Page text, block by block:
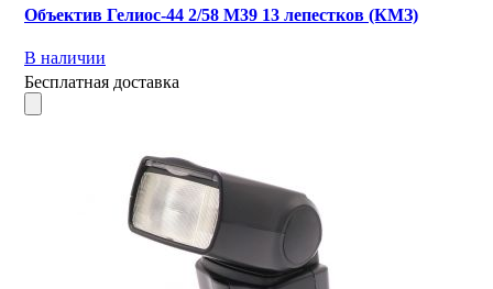
Объектив Гелиос-44 2/58 М39 13 лепестков (КМЗ)
В наличии
Бесплатная доставка